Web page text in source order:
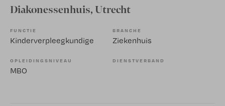
Diakonessenhuis, Utrecht
FUNCTIE
Kinderverpleegkundige
BRANCHE
Ziekenhuis
OPLEIDINGSNIVEAU
MBO
DIENSTVERBAND